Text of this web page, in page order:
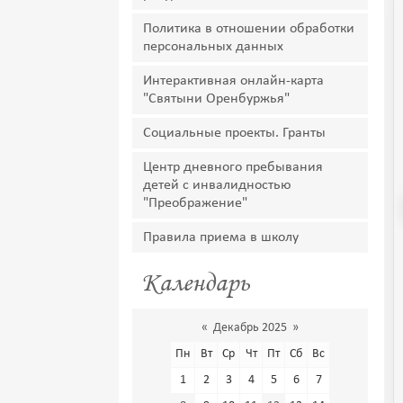
Политика в отношении обработки
персональных данных
Интерактивная онлайн-карта
"Святыни Оренбуржья"
Социальные проекты. Гранты
Центр дневного пребывания
детей с инвалидностью
"Преображение"
Правила приема в школу
Календарь
« Декабрь 2025 »
Пн
Вт Ср Чт Пт Сб
Вс
1
2 3 4 5 6
7